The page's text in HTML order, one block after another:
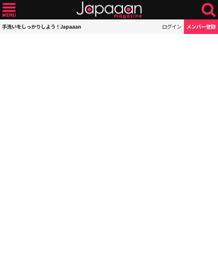
手洗いをしっかりしよう！Japaaan ログイン メンバー登録